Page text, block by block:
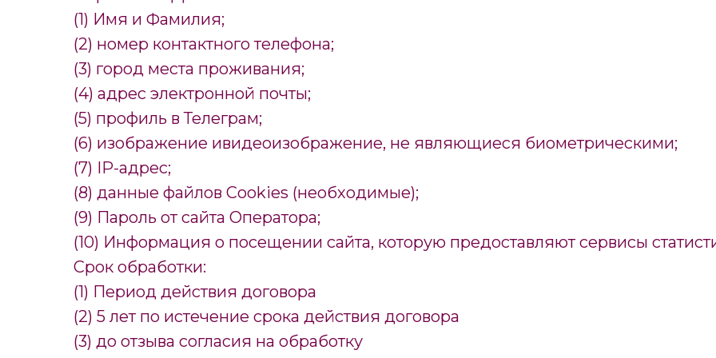
(1) Имя и Фамилия;
(2) номер контактного телефона;
(3) город места проживания;
(4) адрес электронной почты;
(5) профиль в Телеграм;
(6) изображение ивидеоизображение, не являющиеся биометрическими;
(7) IP-адрес;
(8) данные файлов Cookies (необходимые);
(9) Пароль от сайта Оператора;
(10) Информация о посещении сайта, которую предоставляют сервисы
Срок обработки:
(1) Период действия договора
(2) 5 лет по истечение срока действия договора
(3) до отзыва согласия на обработку